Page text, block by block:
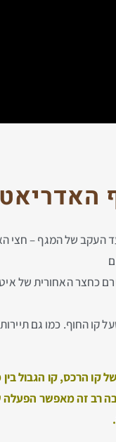
כחצר האחורית של
קו החוף. כמו גם
קו הרכס, קו הגבול
רב זה מאפשר הפעלה